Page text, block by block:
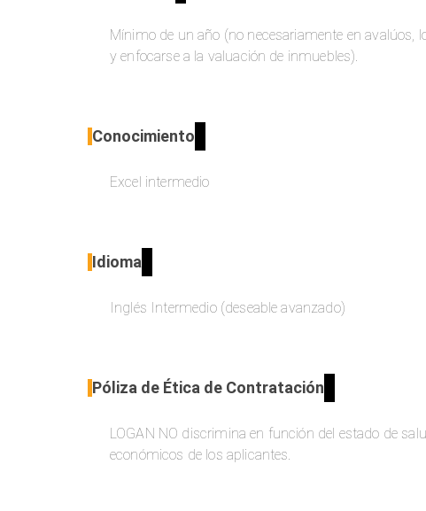
Mínimo de un año (no necesariamente en avalúos,
y enfocarse a la valuación de inmuebles).
Conocimiento
Excel intermedio
Idioma
Inglés Intermedio (deseable avanzado)
Póliza de Ética de Contratación
LOGAN NO discrimina en función del estado de
económicos de los aplicantes.